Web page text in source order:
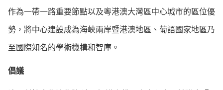
作為一帶一路重要節點以及粵港澳大灣區中心城市的區位優
勢，將中心建設成為海峽兩岸暨港澳地區、葡語國家地區乃
至國際知名的學術機構和智庫。
倡議